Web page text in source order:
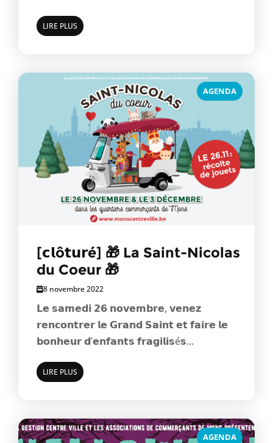
LIRE PLUS
AGENDA
[𝗰𝗹ô𝘁𝘂𝗿é] 🎁 La Saint-Nicolas
du Coeur 🎁
8 novembre 2022
𝗟𝗲 𝘀𝗮𝗺𝗲𝗱𝗶 𝟮𝟲 𝗻𝗼𝘃𝗲𝗺𝗯𝗿𝗲, 𝘃𝗲𝗻𝗲𝘇
𝗿𝗲𝗻𝗰𝗼𝗻𝘁𝗿𝗲𝗿 𝗹𝗲 𝗚𝗿𝗮𝗻𝗱 𝗦𝗮𝗶𝗻𝘁 𝗲𝘁 𝗳𝗮𝗶𝗿𝗲 𝗹𝗲
𝗯𝗼𝗻𝗵𝗲𝘂𝗿 𝗱’𝗲𝗻𝗳𝗮𝗻𝘁𝘀 𝗳𝗿𝗮𝗴𝗶𝗹𝗶𝘀é𝘀...
LIRE PLUS
AGENDA